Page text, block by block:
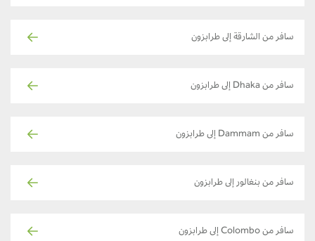
سافر من الشارقة إلى طرابزون
سافر من Dhaka إلى طرابزون
سافر من Dammam إلى طرابزون
سافر من بنغالور إلى طرابزون
سافر من Colombo إلى طرابزون